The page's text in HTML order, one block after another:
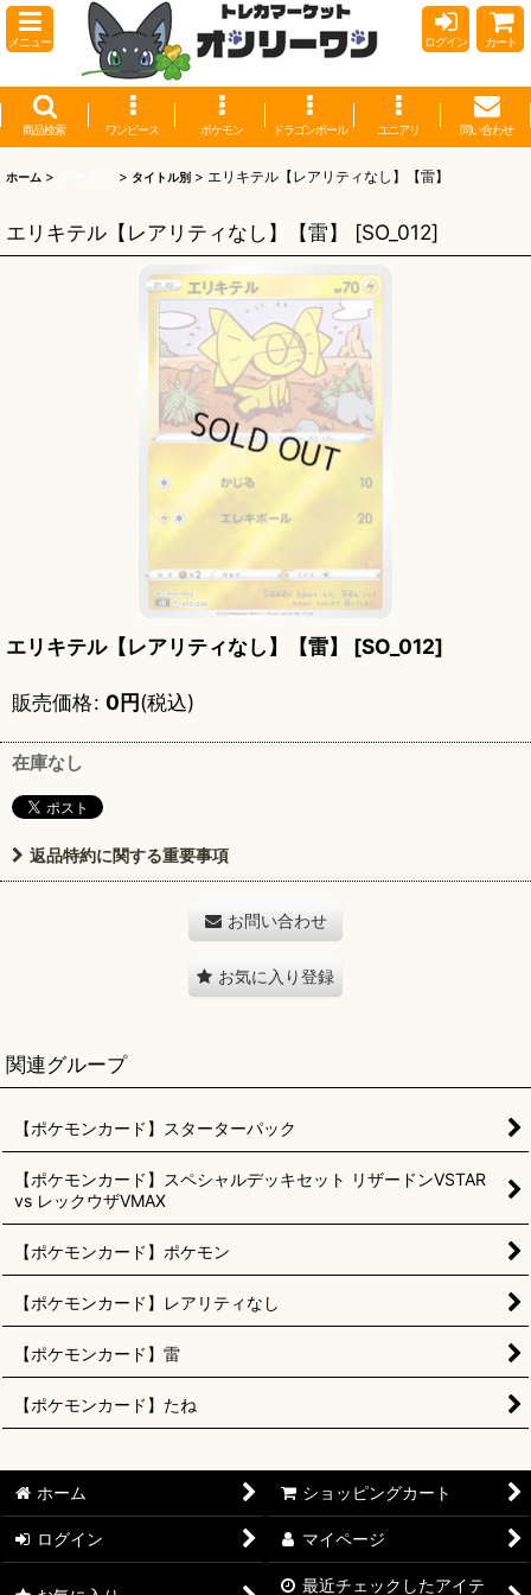
メニュー ログイン カート
商品検索 ワンピース ポケモン ドラゴンボール ユニアリ 問い合わせ
ホーム > > タイトル別 > エリキテル【レアリティなし】【雷】
エリキテル【レアリティなし】【雷】 [SO_012]
エリキテル【レアリティなし】【雷】 [SO_012]
販売価格: 0円(税込)
在庫なし
返品特約に関する重要事項
お問い合わせ
お気に入り登録
関連グループ
【ポケモンカード】スターターパック
【ポケモンカード】スペシャルデッキセット リザードンVSTAR
vs レックウザVMAX
【ポケモンカード】ポケモン
【ポケモンカード】レアリティなし
【ポケモンカード】雷
【ポケモンカード】たね
ホーム ショッピングカート
ログイン マイページ
最近チェックしたアイテ